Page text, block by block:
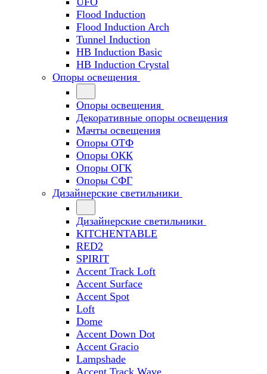
Flood Induction
Flood Induction Arch
Tunnel Induction
HB Induction Basic
HB Induction Crystal
Опоры освещения
Опоры освещения
Декоративные опоры освещения
Мачты освещения
Опоры ОТФ
Опоры ОКК
Опоры ОГК
Опоры СФГ
Дизайнерские светильники
Дизайнерские светильники
KITCHENTABLE
RED2
SPIRIT
Accent Track Loft
Accent Surface
Accent Spot
Loft
Dome
Accent Down Dot
Accent Gracio
Lampshade
Accent Track Wave